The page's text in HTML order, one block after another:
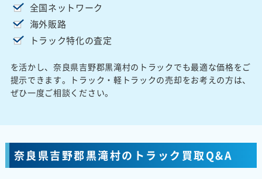
全国ネットワーク
海外販路
トラック特化の査定
を活かし、奈良県吉野郡黒滝村のトラックでも最適な価格をご
提示できます。トラック・軽トラックの売却をお考えの方は、
ぜひ一度ご相談ください。
奈良県吉野郡黒滝村のトラック買取Q&A